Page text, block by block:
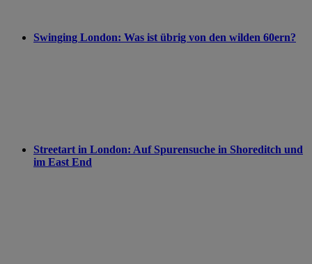
Swinging London: Was ist übrig von den wilden 60ern?
Streetart in London: Auf Spurensuche in Shoreditch und
im East End